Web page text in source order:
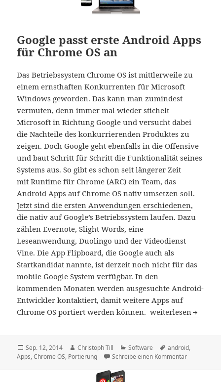
Google passt erste Android Apps
für Chrome OS an
Das Betriebssystem Chrome OS ist mittlerweile zu
einem ernsthaften Konkurrenten für Microsoft
Windows geworden. Das kann man zumindest
vermuten, denn immer mal wieder stichelt
Microsoft in Richtung Google und versucht dabei
die Nachteile des konkurrierenden Produktes zu
zeigen. Doch Google geht ebenfalls in die Offensive
und baut Schritt für Schritt die Funktionalität seines
Systems aus. So gibt es schon seit längerer Zeit
mit Runtime für Chrome (ARC) ein Team, das
Android Apps auf Chrome OS nativ umsetzen soll.
Jetzt sind die ersten Anwendungen erschiedenen,
die nativ auf Google’s Betriebssystem laufen. Dazu
zählen Evernote, Slight Words, eine
Leseanwendung, Duolingo und der Videodienst
Vine. Die App Flipboard, die Google auch als
Startkandidat nannte, ist derzeit noch nicht für das
mobile Google System verfügbar. In den
kommenden Monaten werden ausgesuchte Android-
Entwickler kontaktiert, damit weitere Apps auf
Chrome OS portiert werden können.Google passt erste
weiterlesen
Veröffentlicht
am
Sep. 12, 2014 Autor
Christoph Till Kategorien
Software Schlagwörter
android,
Apps,Chrome OS, Portierung Schreibe einen Kommentarzu Google